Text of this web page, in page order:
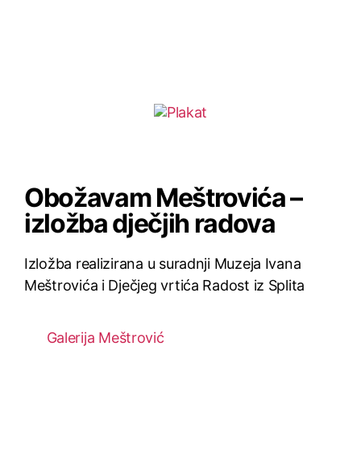
Obožavam Meštrovića –
izložba dječjih radova
Izložba realizirana u suradnji Muzeja Ivana
Meštrovića i Dječjeg vrtića Radost iz Splita
Galerija Meštrović